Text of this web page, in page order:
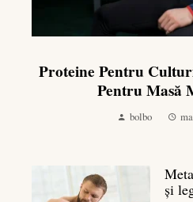
Proteine Pentru
Pentru Masă
bolbo
și